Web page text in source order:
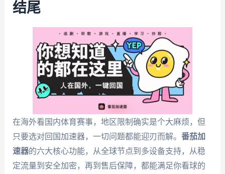
结尾
在海外看国内体育赛事，地区限制确实是个大麻烦，但
只要选对回国加速器，一切问题都能迎刃而解。 番茄加
速器的六大核心功能，从全球节点到多设备支持，从稳
定流量到安全加密，再到售后保障，都能满足你看球的